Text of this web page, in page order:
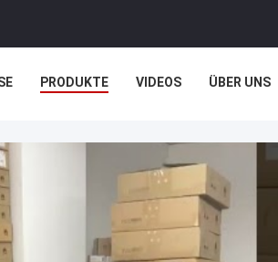
PRODUKTE VIDEOS ÜBER UNS